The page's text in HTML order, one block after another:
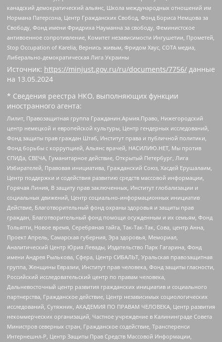
канадский демократический альянс, Школа международных отношений им
Нормана Патерсона, Центр Гражданских Свобод, Фонд Бориса Немцова за
Свободу, Фонд имени Фридриха Науманна за свободу, Феминистское
антивоенное сопротивление, Комитет независимости Ингушетии, Прометей,
Stop Occupation of Karelia, Вернись живым, Фридом Хаус, СОТА медиа,
Либерально-демократическая Лига Украины
Источник: https://minjust.gov.ru/ru/documents/7756/ данные
на 13.05.2024
* Сведения реестра НКО, выполняющих функции
иностранного агента:
Лилит, Правозащитная группа Гражданин.Армия.Право, Нижегородский
центр немецкой и европейской культуры, Центр гендерных исследований,
Фонд защиты прав граждан Штаб, Институт права и публичной политики,
Фонд борьбы с коррупцией, Альянс врачей, НАСИЛИЮ.НЕТ, Мы против
СПИДа, СВЕЧА, Гуманитарное действие, Открытый Петербург, Лига
Избирателей, Правовая инициатива, Гражданский Союз, Хасдей Ерушалаим,
Центр поддержки и содействия развитию средств массовой информации,
Горячая Линия, В защиту прав заключенных, Институт глобализации и
социальных движений, Центр социально-информационных инициатив
Действие, Благотворительный фонд охраны здоровья и защиты прав
граждан, Благотворительный фонд помощи осужденным и их семьям, Фонд
Тольятти, Новое время, Серебряная тайга, Так-Так-Так, Сова, центр Анна,
Проект Апрель, Самарская губерния, Эра здоровья, Мемориал,
Аналитический Центр Юрия Левады, Издательство Парк Гагарина, Фонд
имени Андрея Рылькова, Сфера, Центр СИБАЛЬТ, Уральская правозащитная
группа, Женщины Евразии, Институт прав человека, Фонд защиты гласности,
Российский исследовательский центр по правам человека,
Дальневосточный центр развития гражданских инициатив и социального
партнерства, Гражданское действие, Центр независимых социологических
исследований, Сутяжник, АКАДЕМИЯ ПО ПРАВАМ ЧЕЛОВЕКА, Центр развития
некоммерческих организаций, Частное учреждение в Калининграде Совета
Министров северных стран, Гражданское содействие, Трансперенси
Интернешнл-Р, Центр Защиты Прав Средств Массовой Информации,